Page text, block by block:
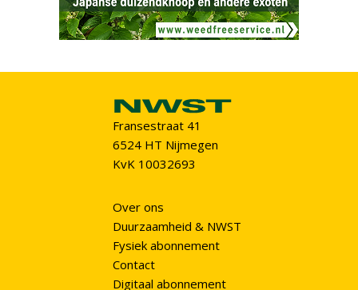
Fransestraat 41
6524 HT Nijmegen
KvK 10032693
Over ons
Duurzaamheid & NWST
Fysiek abonnement
Contact
Digitaal abonnement